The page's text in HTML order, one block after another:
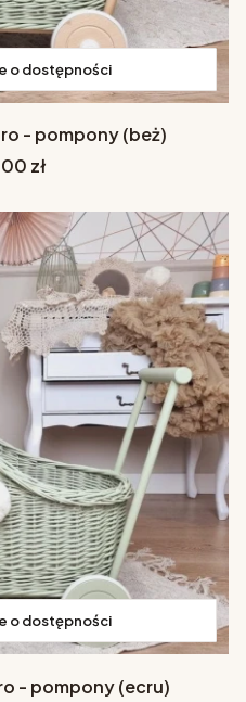
o dostępności
- pompony (beż)
zł
o dostępności
- pompony (ecru)